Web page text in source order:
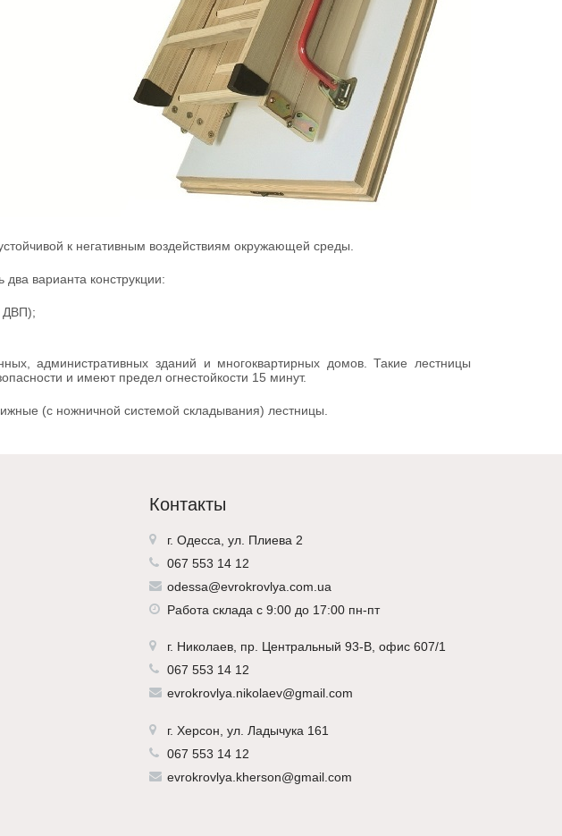
к негативным воздействиям окружающей среды.
варианта конструкции:
ДВП);
административных зданий и многоквартирных домов. Такие лестницы
и имеют предел огнестойкости 15 минут.
(с ножничной системой складывания) лестницы.
Контакты
г. Одесса, ул. Плиева 2
067 553 14 12
odessa@evrokrovlya.com.ua
Работа склада с 9:00 до 17:00 пн-пт
г. Николаев , пр. Центральный 93-В, офис 607/1
067 553 14 12
evrokrovlya.nikolaev@gmail.com
г. Херсон , ул. Ладычука 161
067 553 14 12
evrokrovlya.kherson@gmail.com